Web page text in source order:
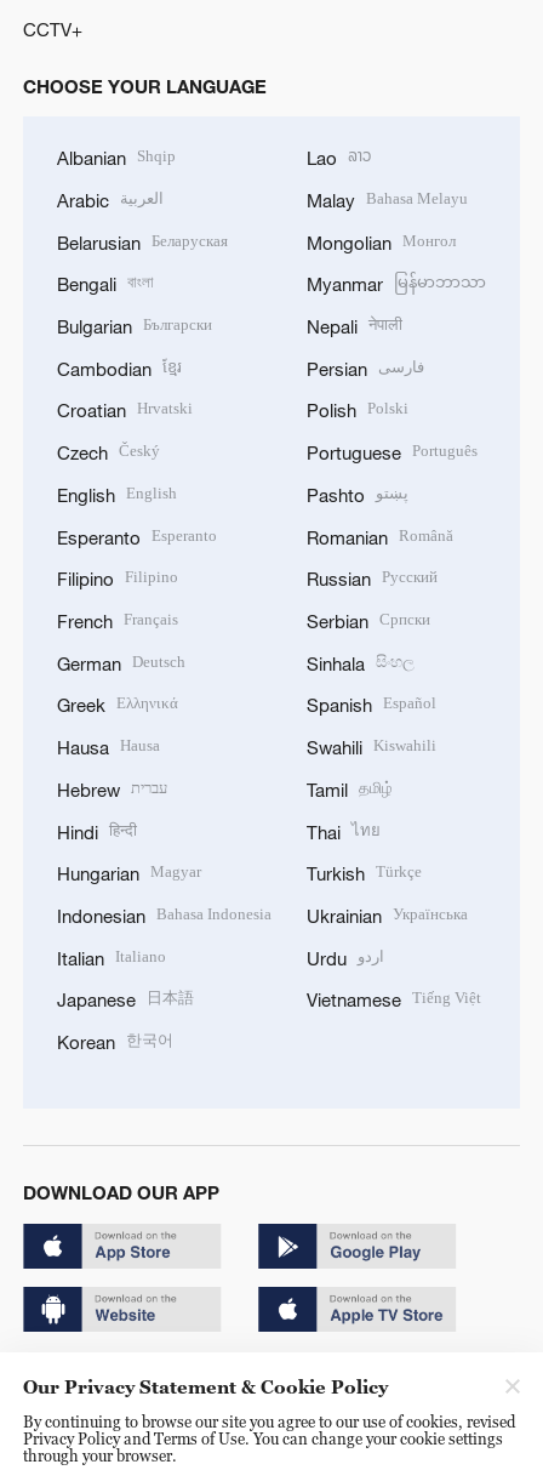
CCTV+
CHOOSE YOUR LANGUAGE
Albanian Shqip
Arabic العربية
Belarusian Беларуская
Bengali বাংলা
Bulgarian Български
Cambodian ខ្មែរ
Croatian Hrvatski
Czech Český
English English
Esperanto Esperanto
Filipino Filipino
French Français
German Deutsch
Greek Ελληνικά
Hausa Hausa
Hebrew עברית
Hindi हिन्दी
Hungarian Magyar
Indonesian Bahasa Indonesia
Italian Italiano
Japanese 日本語
Korean 한국어
Lao ລາວ
Malay Bahasa Melayu
Mongolian Монгол
Myanmar မြန်မာဘာသာ
Nepali नेपाली
Persian فارسی
Polish Polski
Portuguese Português
Pashto پښتو
Romanian Română
Russian Русский
Serbian Српски
Sinhala සිංහල
Spanish Español
Swahili Kiswahili
Tamil தமிழ்
Thai ไทย
Turkish Türkçe
Ukrainian Українська
Urdu اردو
Vietnamese Tiếng Việt
DOWNLOAD OUR APP
京ICP备20000184号
京公网安备 11010502050052号
Our Privacy Statement & Cookie Policy
By continuing to browse our site you agree to our use of cookies, revised
Privacy Policy and Terms of Use. You can change your cookie settings
through your browser.